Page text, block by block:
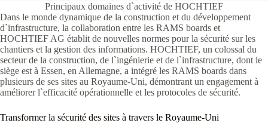
Principaux domaines d`activité de HOCHTIEF
Dans le monde dynamique de la construction et du développement
d`infrastructure, la collaboration entre les RAMS boards et
HOCHTIEF AG établit de nouvelles normes pour la sécurité sur les
chantiers et la gestion des informations. HOCHTIEF, un colossal du
secteur de la construction, de l`ingénierie et de l`infrastructure, dont le
siège est à Essen, en Allemagne, a intégré les RAMS boards dans
plusieurs de ses sites au Royaume-Uni, démontrant un engagement à
améliorer l`efficacité opérationnelle et les protocoles de sécurité.
Transformer la sécurité des sites à travers le Royaume-Uni